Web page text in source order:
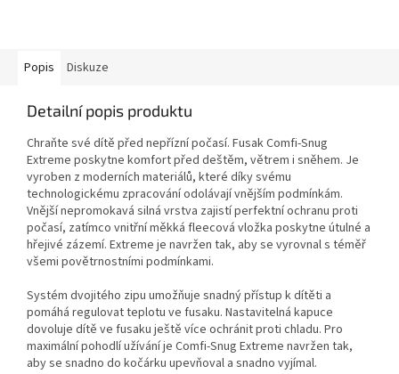
Popis Diskuze
Detailní popis produktu
Chraňte své dítě před nepřízní počasí. Fusak Comfi-Snug
Extreme poskytne komfort před deštěm, větrem i sněhem. Je
vyroben z moderních materiálů, které díky svému
technologickému zpracování odolávají vnějším podmínkám.
Vnější nepromokavá silná vrstva zajistí perfektní ochranu proti
počasí, zatímco vnitřní měkká fleecová vložka poskytne útulné a
hřejivé zázemí. Extreme je navržen tak, aby se vyrovnal s téměř
všemi povětrnostními podmínkami.
Systém dvojitého zipu umožňuje snadný přístup k dítěti a
pomáhá regulovat teplotu ve fusaku. Nastavitelná kapuce
dovoluje dítě ve fusaku ještě více ochránit proti chladu. Pro
maximální pohodlí užívání je Comfi-Snug Extreme navržen tak,
aby se snadno do kočárku upevňoval a snadno vyjímal.